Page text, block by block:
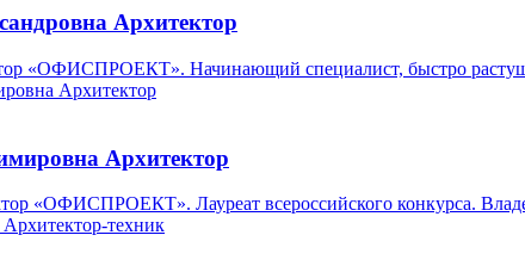
Архитектор
«ОФИСПРОЕКТ». Начинающий специалист, быстро
Архитектор
«ОФИСПРОЕКТ». Лауреат всероссийского конкурса.